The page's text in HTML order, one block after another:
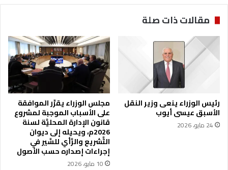
ل
ب
م
ن
ر
ذ
ر
م
مقالات ذات صلة
رئيس الوزراء ينعى وزير النقل
الأسبق عيسى أيوب
24 مايو، 2026
مجلس الوزراء يقرِّر الموافقة
على الأسباب الموجبة لمشروع
قانون الإدارة المحليَّة لسنة
2026م، ويحيله إلى ديوان
التَّشريع والرَّأي للسَّير في
إجراءات إصداره حسب الأصول
10 مايو، 2026